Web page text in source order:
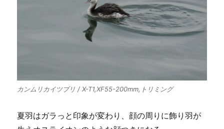
カンムリカイツブリ / X-T1,XF55-200mm,トリミング
夏羽はガラっと印象が変わり、顔の周りに飾り羽が